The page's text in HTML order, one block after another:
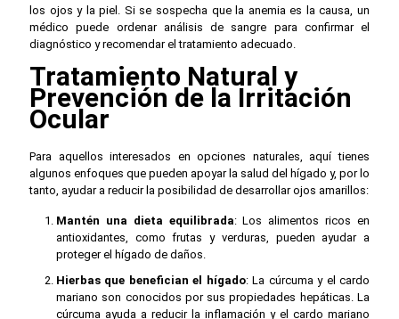
los ojos y la piel. Si se sospecha que la anemia es la causa, un
médico puede ordenar análisis de sangre para confirmar el
diagnóstico y recomendar el tratamiento adecuado.
Tratamiento Natural y
Prevención de la Irritación
Ocular
Para aquellos interesados en opciones naturales, aquí tienes
algunos enfoques que pueden apoyar la salud del hígado y, por lo
tanto, ayudar a reducir la posibilidad de desarrollar ojos amarillos:
Mantén una dieta equilibrada: Los alimentos ricos en
antioxidantes, como frutas y verduras, pueden ayudar a
proteger el hígado de daños.
Hierbas que benefician el hígado: La cúrcuma y el cardo
mariano son conocidos por sus propiedades hepáticas. La
cúrcuma ayuda a reducir la inflamación y el cardo mariano